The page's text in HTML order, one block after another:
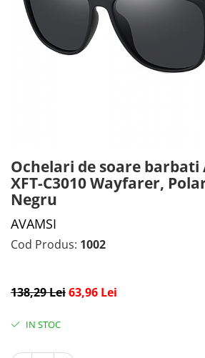
CADOU NAȘI
BRATARI DAMĂ
Ochelari de soare barbati
XFT-C3010 Wayfarer,
Negru
AVAMSI
Cod Produs: 1002
138,29 Lei63,96 Lei
IN STOC